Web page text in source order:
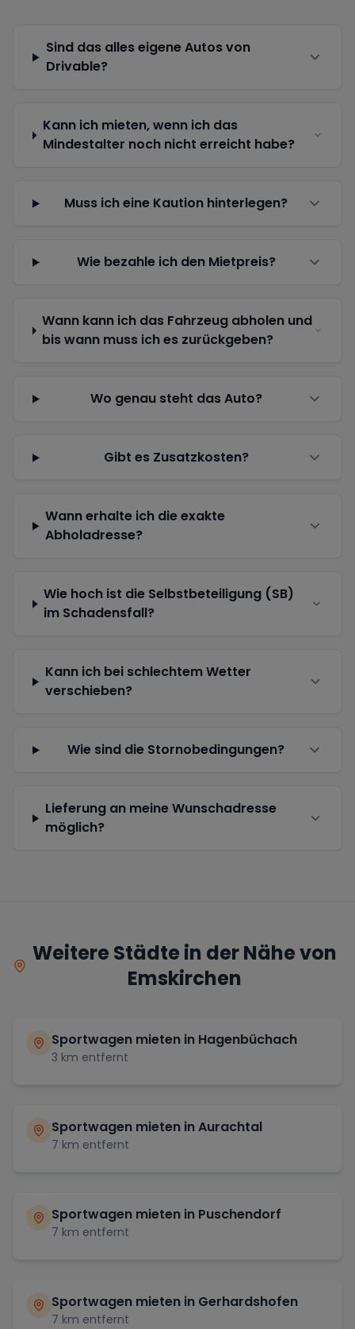
Sind das alles eigene Autos von
Drivable?
Kann ich mieten, wenn ich das
Mindestalter noch nicht erreicht habe?
Muss ich eine Kaution hinterlegen?
Wie bezahle ich den Mietpreis?
Wann kann ich das Fahrzeug abholen und
bis wann muss ich es zurückgeben?
Wo genau steht das Auto?
Gibt es Zusatzkosten?
Wann erhalte ich die exakte
Abholadresse?
Wie hoch ist die Selbstbeteiligung (SB)
im Schadensfall?
Kann ich bei schlechtem Wetter
verschieben?
Wie sind die Stornobedingungen?
Lieferung an meine Wunschadresse
möglich?
Weitere Städte in der Nähe von
Emskirchen
Sportwagen mieten in Hagenbüchach
3 km entfernt
Sportwagen mieten inAurachtal
7 km entfernt
Sportwagen mieten in Puschendorf
7 km entfernt
Sportwagen mieten in Gerhardshofen
7 km entfernt